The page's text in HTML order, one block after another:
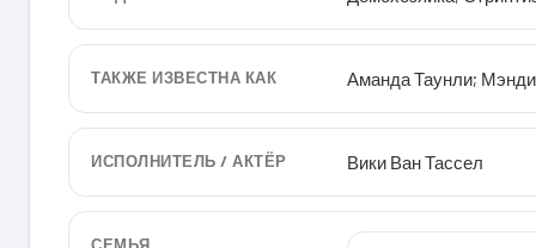
ТАКЖЕ ИЗВЕСТНА КАК Аманда Таунли; Мэнди
ИСПОЛНИТЕЛЬ / АКТЁР Вики Ван Тассел